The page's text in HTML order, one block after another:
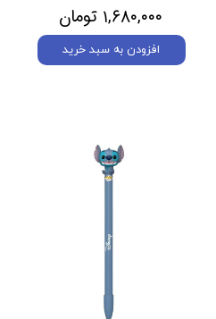
۱,۶۸۰,۰۰۰ تومان
افزودن به سبد خرید